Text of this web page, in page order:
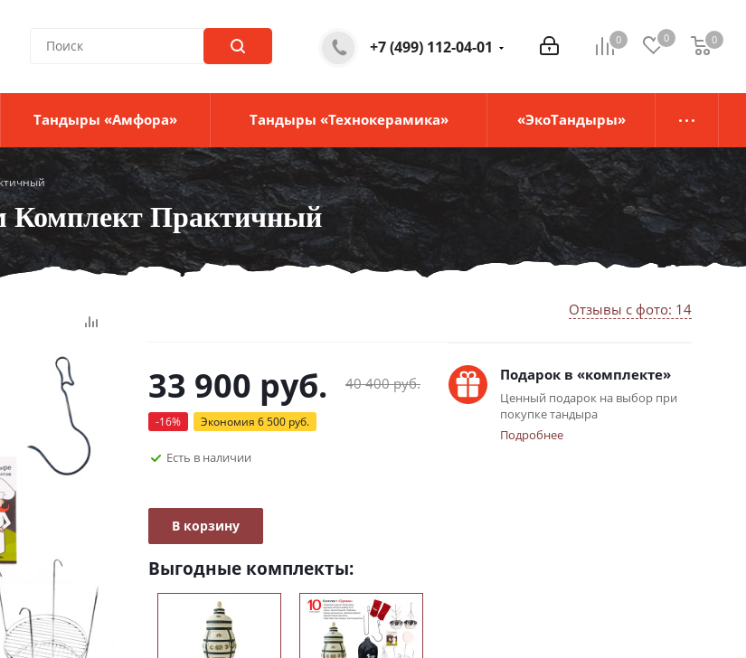
0 0 0
0
+7 (499) 112-04-01
Тандыры «Амфора» Тандыры «Технокерамика» «ЭкоТандыры»
Комплект Практичный
Отзывы с фото: 14
Подарок в «комплекте»
Ценный подарок на выбор при
покупке тандыра
Подробнее
33 900 руб. 40 400руб.
-16% Экономия 6 500 руб.
Есть в наличии
В корзину
Выгодные комплекты: